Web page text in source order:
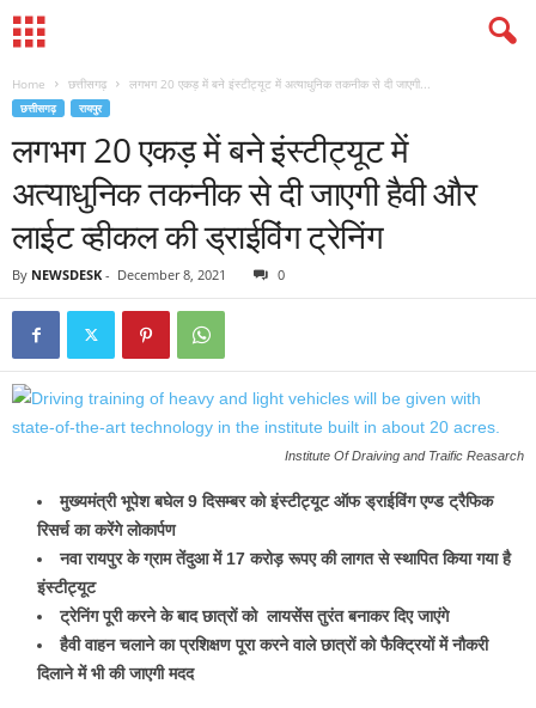
Home छत्तीसगढ़ लगभग 20 एकड़ में बने इंस्टीट्यूट में अत्याधुनिक तकनीक से दी जाएगी...
छत्तीसगढ़ रायपुर
लगभग 20 एकड़ में बने इंस्टीट्यूट में
अत्याधुनिक तकनीक से दी जाएगी हैवी और
लाईट व्हीकल की ड्राईविंग ट्रेनिंग
By NEWSDESK - December 8, 2021 0
Institute Of Draiving and Traific Reasarch
मुख्यमंत्री भूपेश बघेल 9 दिसम्बर को इंस्टीट्यूट ऑफ ड्राईविंग एण्ड ट्रैफिक
रिसर्च का करेंगे लोकार्पण
नवा रायपुर के ग्राम तेंदुआ में 17 करोड़ रूपए की लागत से स्थापित किया गया है
इंस्टीट्यूट
ट्रेनिंग पूरी करने के बाद छात्रों को लायसेंस तुरंत बनाकर दिए जाएंगे
हैवी वाहन चलाने का प्रशिक्षण पूरा करने वाले छात्रों को फैक्ट्रियों में नौकरी
दिलाने में भी की जाएगी मदद